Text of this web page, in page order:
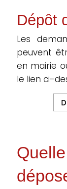
Dépôt
Les
peuvent
en mairie
le lien ci-